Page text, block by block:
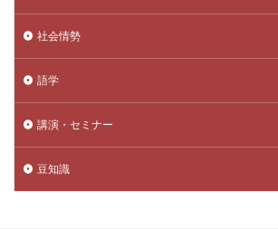
社会情勢
語学
講演・セミナー
豆知識